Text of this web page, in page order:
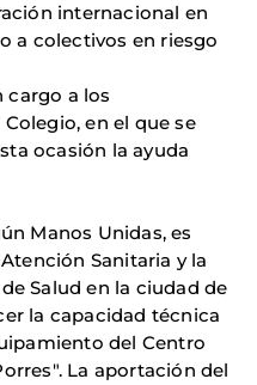
internacional en
a colectivos en riesgo
cargo a los
en el que se
ocasión la ayuda
Manos Unidas, es
Sanitaria y la
Salud en la ciudad de
la capacidad técnica
del Centro
La aportación del